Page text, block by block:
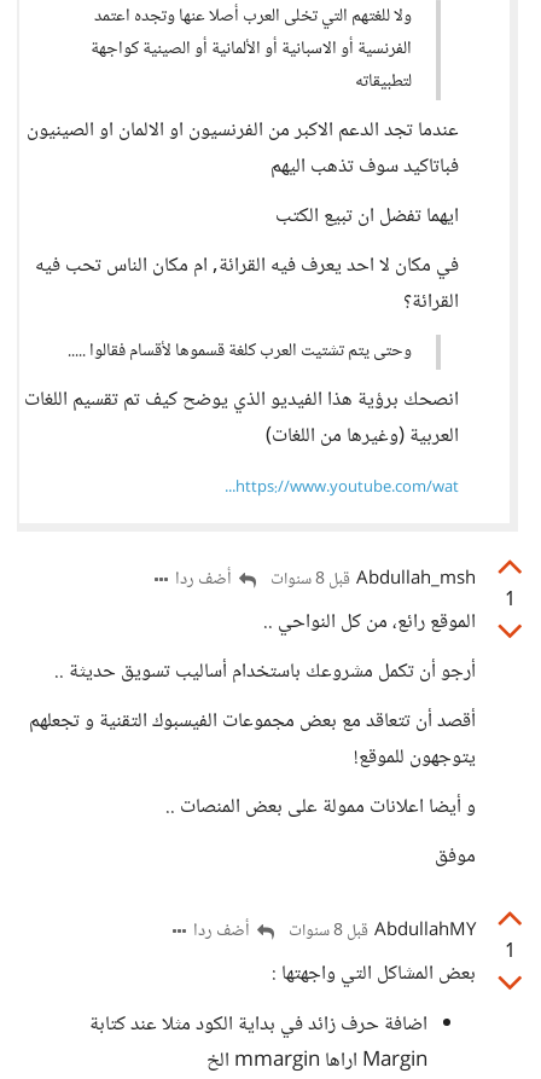
ولا للغتهم التي تخلى العرب أصلا عنها وتجده اعتمد
الفرنسية أو الاسبانية أو الألمانية أو الصينية كواجهة
لتطبيقاته
عندما تجد الدعم الاكبر من الفرنسيون او الالمان او الصينيون
فباتاكيد سوف تذهب اليهم
ايهما تفضل ان تبيع الكتب
في مكان لا احد يعرف فيه القرائة, ام مكان الناس تحب فيه
القرائة؟
وحتى يتم تشتيت العرب كلغة قسموها لأقسام فقالوا .....
انصحك برؤية هذا الفيديو الذي يوضح كيف تم تقسيم اللغات
العربية (وغيرها من اللغات)
https://www.youtube.com/wat...
1
Abdullah_msh قبل 8 سنوات أضف ردا
الموقع رائع، من كل النواحي ..
أرجو أن تكمل مشروعك باستخدام أساليب تسويق حديثة ..
أقصد أن تتعاقد مع بعض مجموعات الفيسبوك التقنية و تجعلهم
يتوجهون للموقع!
و أيضا اعلانات ممولة على بعض المنصات ..
موفق
1
AbdullahMY قبل 8 سنوات أضف ردا
بعض المشاكل التي واجهتها :
اضافة حرف زائد في بداية الكود مثلا عند كتابة
Margin اراها mmargin الخ